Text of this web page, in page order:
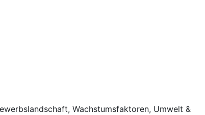
Wachstumsfaktoren, Umwelt &